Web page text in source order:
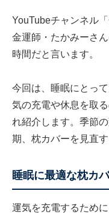
YouTubeチャンネル
金運師・たかみーさ
時間だと言います。
今回は、睡眠にとっ
気の充電や休息を取
れ紹介します。季節
期、枕カバーを見直
睡眠に最適な枕カ
運気を充電するため